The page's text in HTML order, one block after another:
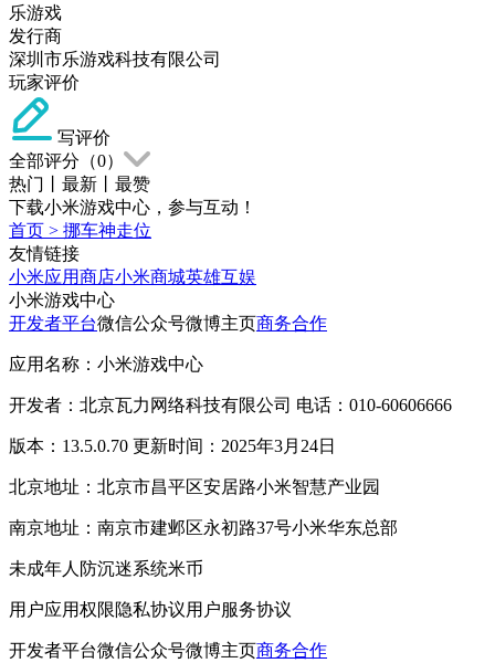
乐游戏
发行商
深圳市乐游戏科技有限公司
玩家评价
写评价
全部评分（0）
热门
最新
最赞
下载小米游戏中心，参与互动！
首页 > 挪车神走位
友情链接
小米应用商店小米商城英雄互娱
小米游戏中心
开发者平台微信公众号微博主页商务合作
应用名称：小米游戏中心
开发者：北京瓦力网络科技有限公司 电话：010-60606666
版本：13.5.0.70 更新时间：2025年3月24日
北京地址：北京市昌平区安居路小米智慧产业园
南京地址：南京市建邺区永初路37号小米华东总部
未成年人防沉迷系统米币
用户应用权限隐私协议用户服务协议
开发者平台微信公众号微博主页商务合作